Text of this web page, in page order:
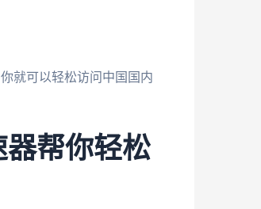
就可以轻松访问中国国内
器帮你轻松